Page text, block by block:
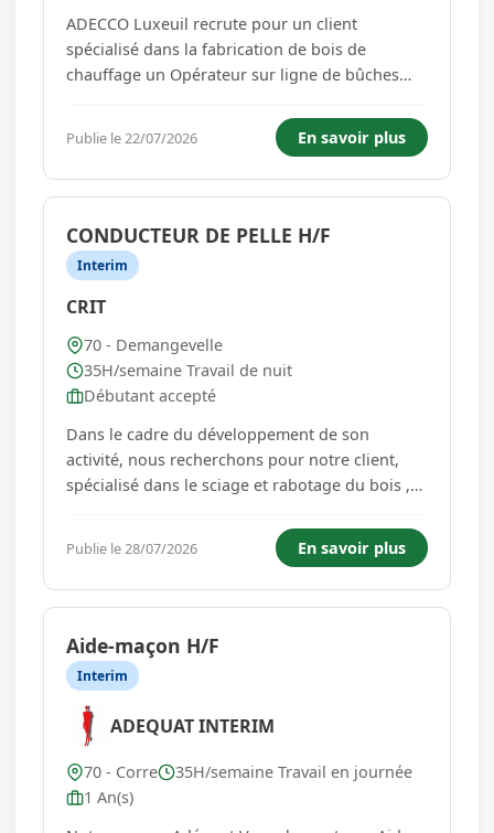
ADECCO Luxeuil recrute pour un client
spécialisé dans la fabrication de bois de
chauffage un Opérateur sur ligne de bûches
Intégrez une entreprise reconnue dans son
secteur et prenez part à la fabrication de
bûches densifiées en assurant le bon d...
Publie le 22/07/2026 En savoir plus
CONDUCTEUR DE PELLE H/F
Interim
CRIT
70 - Demangevelle
35H/semaine Travail de nuit
Débutant accepté
Dans le cadre du développement de son
activité, nous recherchons pour notre client,
spécialisé dans le sciage et rabotage du bois ,
opérations sur le parc à bois, en assurant
l'approvisionnement...
Publie le 28/07/2026 En savoir plus
Aide-maçon H/F
Interim
ADEQUAT INTERIM
70 - Corre
35H/semaine Travail en journée
1 An(s)